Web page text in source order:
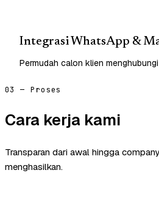
Integrasi WhatsApp &
Permudah calon klien
03 — Proses
Cara kerja kami
Transparan dari awal hingga
menghasilkan.